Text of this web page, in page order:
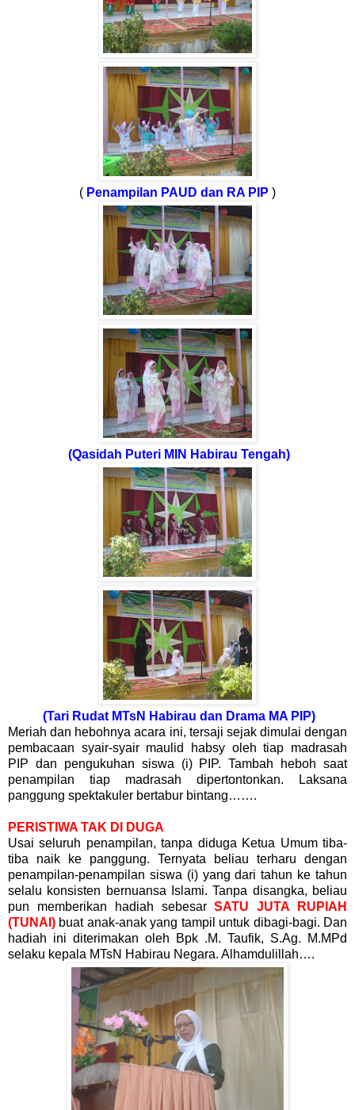
( Penampilan PAUD dan RA PIP )
(Qasidah Puteri MIN Habirau Tengah)
(Tari Rudat MTsN Habirau dan Drama MA PIP)
Meriah dan hebohnya acara ini, tersaji sejak dimulai dengan
pembacaan syair-syair maulid habsy oleh tiap madrasah
PIP dan pengukuhan siswa (i) PIP. Tambah heboh saat
penampilan tiap madrasah dipertontonkan. Laksana
panggung spektakuler bertabur bintang…….
PERISTIWA TAK DI DUGA
Usai seluruh penampilan, tanpa diduga Ketua Umum tiba-
tiba naik ke panggung. Ternyata beliau terharu dengan
penampilan-penampilan siswa (i) yang dari tahun ke tahun
selalu konsisten bernuansa Islami. Tanpa disangka, beliau
pun memberikan hadiah sebesarSATU JUTA RUPIAH
(TUNAI) buat anak-anak yang tampil untuk dibagi-bagi. Dan
hadiah ini diterimakan oleh Bpk .M. Taufik, S.Ag. M.MPd
selaku kepala MTsN Habirau Negara. Alhamdulillah….